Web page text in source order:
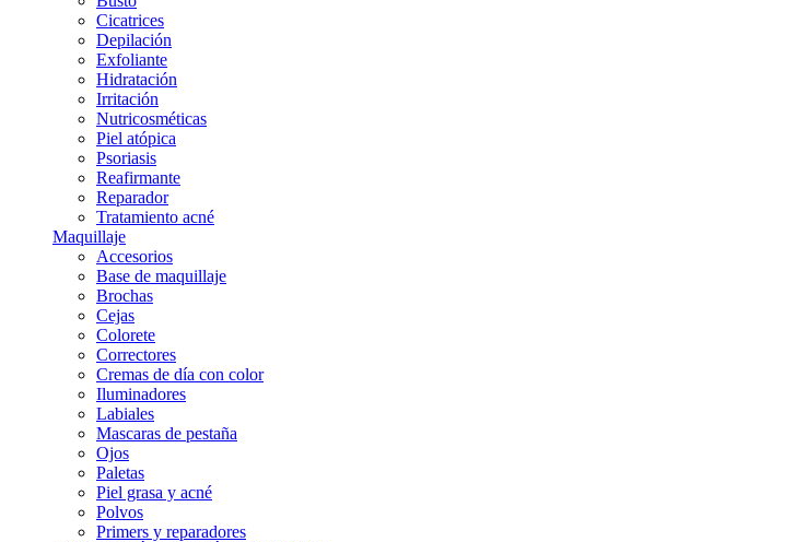
Cicatrices
Depilación
Exfoliante
Hidratación
Irritación
Nutricosméticas
Piel atópica
Psoriasis
Reafirmante
Reparador
Tratamiento acné
Maquillaje
Accesorios
Base de maquillaje
Brochas
Cejas
Colorete
Correctores
Cremas de día con color
Iluminadores
Labiales
Mascaras de pestaña
Ojos
Paletas
Piel grasa y acné
Polvos
Primers y reparadores